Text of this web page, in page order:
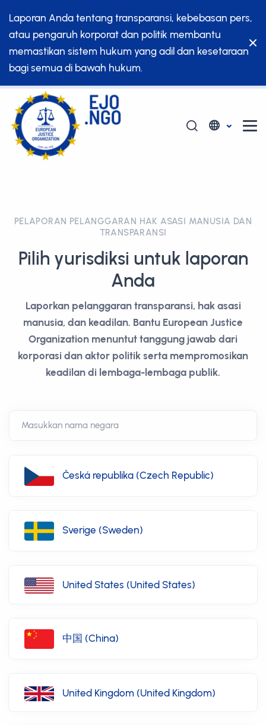
Laporan Anda tentang transparansi, kebebasan pers,
atau pengaruh korporat dan politik membantu
memastikan sistem hukum yang adil dan kesetaraan
bagi semua di bawah hukum.
PELAPORAN PELANGGARAN HAK ASASI MANUSIA DAN
TRANSPARANSI
Pilih yurisdiksi untuk laporan
Anda
Laporkan pelanggaran transparansi, hak asasi
manusia, dan keadilan. Bantu European Justice
Organization menuntut tanggung jawab dari
korporasi dan aktor politik serta mempromosikan
keadilan di lembaga-lembaga publik.
Česká republika (Czech Republic)
Sverige (Sweden)
United States (United States)
中国 (China)
United Kingdom (United Kingdom)